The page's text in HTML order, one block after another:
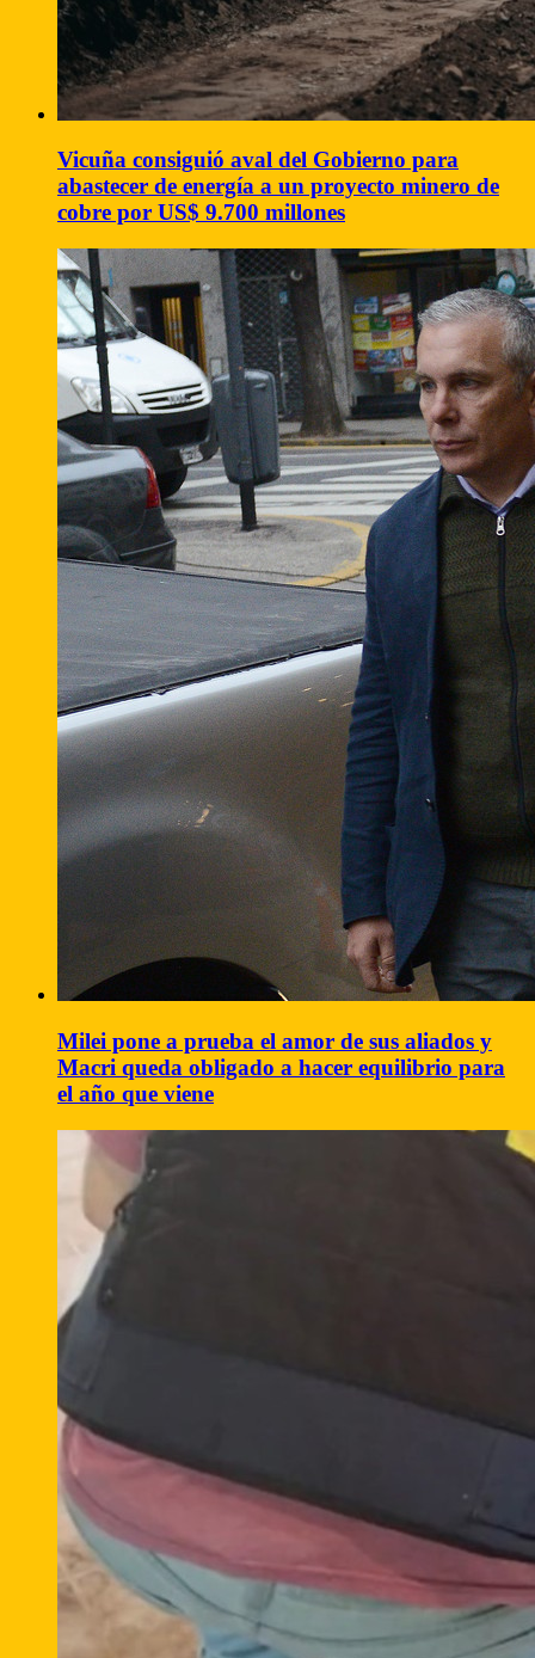
Vicuña consiguió aval del Gobierno para
abastecer de energía a un proyecto minero de
cobre por US$ 9.700 millones
Milei pone a prueba el amor de sus aliados y
Macri queda obligado a hacer equilibrio para
el año que viene